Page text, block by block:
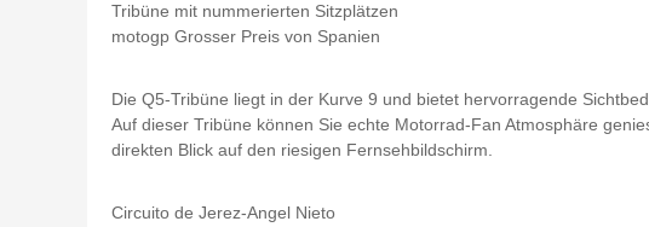
Tribüne mit nummerierten Sitzplätzen
motogp Grosser Preis von Spanien
Die Q5-Tribüne liegt in der Kurve 9 und bietet hervorragende
Auf dieser Tribüne können Sie echte Motorrad-Fan Atmosphäre
direkten Blick auf den riesigen Fernsehbildschirm.
Circuito de Jerez-Angel Nieto